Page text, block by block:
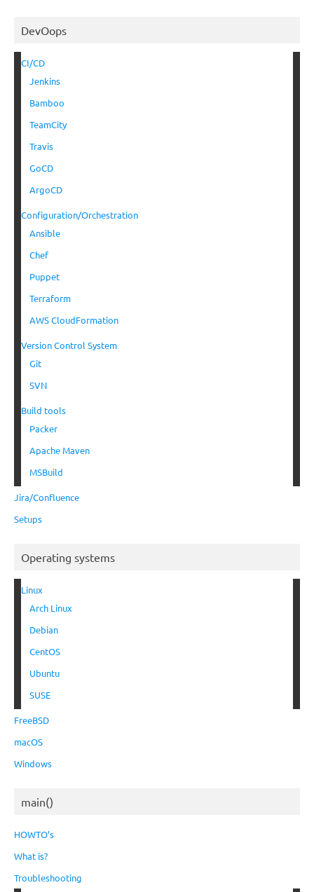
DevOops
CI/CD
Jenkins
Bamboo
TeamCity
Travis
GoCD
ArgoCD
Configuration/Orchestration
Ansible
Chef
Puppet
Terraform
AWS CloudFormation
Version Control System
Git
SVN
Build tools
Packer
Apache Maven
MSBuild
Jira/Confluence
Setups
Operating systems
Linux
Arch Linux
Debian
CentOS
Ubuntu
SUSE
FreeBSD
macOS
Windows
main()
HOWTO’s
What is?
Troubleshooting